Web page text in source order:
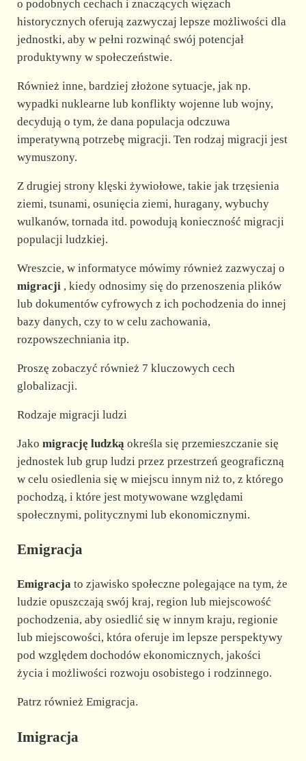
o podobnych cechach i znaczących więzach
historycznych oferują zazwyczaj lepsze możliwości dla
jednostki, aby w pełni rozwinąć swój potencjał
produktywny w społeczeństwie.
Również inne, bardziej złożone sytuacje, jak np.
wypadki nuklearne lub konflikty wojenne lub wojny,
decydują o tym, że dana populacja odczuwa
imperatywną potrzebę migracji. Ten rodzaj migracji jest
wymuszony.
Z drugiej strony klęski żywiołowe, takie jak trzęsienia
ziemi, tsunami, osunięcia ziemi, huragany, wybuchy
wulkanów, tornada itd. powodują konieczność migracji
populacji ludzkiej.
Wreszcie, w informatyce mówimy również zazwyczaj o
migracji, kiedy odnosimy się do przenoszenia plików
lub dokumentów cyfrowych z ich pochodzenia do innej
bazy danych, czy to w celu zachowania,
rozpowszechniania itp.
Proszę zobaczyć również 7 kluczowych cech
globalizacji.
Rodzaje migracji ludzi
Jako migrację ludzkąokreśla się przemieszczanie się
jednostek lub grup ludzi przez przestrzeń geograficzną
w celu osiedlenia się w miejscu innym niż to, z którego
pochodzą, i które jest motywowane względami
społecznymi, politycznymi lub ekonomicznymi.
Emigracja
Emigracjato zjawisko społeczne polegające na tym, że
ludzie opuszczają swój kraj, region lub miejscowość
pochodzenia, aby osiedlić się w innym kraju, regionie
lub miejscowości, która oferuje im lepsze perspektywy
pod względem dochodów ekonomicznych, jakości
życia i możliwości rozwoju osobistego i rodzinnego.
Patrz również Emigracja.
Imigracja